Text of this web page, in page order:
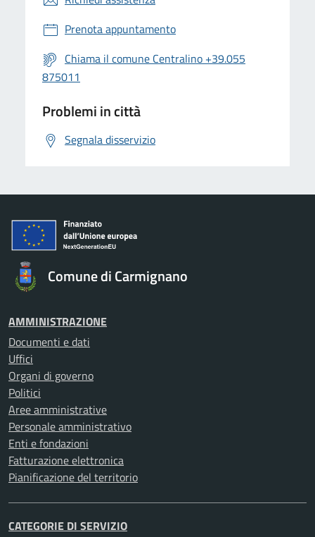
Prenota appuntamento
Chiama il comune Centralino +39.055
875011
Problemi in città
Segnala disservizio
Comune di Carmignano
AMMINISTRAZIONE
Documenti e dati
Uffici
Organi di governo
Politici
Aree amministrative
Personale amministrativo
Enti e fondazioni
Fatturazione elettronica
Pianificazione del territorio
CATEGORIE DI SERVIZIO